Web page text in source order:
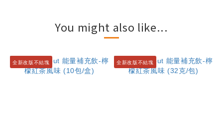
You might also like...
全新改版不結塊 全新改版不結塊